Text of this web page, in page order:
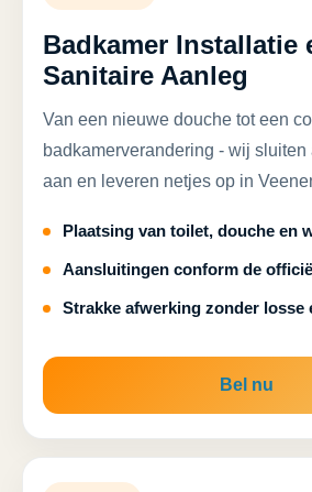
Badkamer Installatie
Sanitaire Aanleg
Van een nieuwe douche tot een
badkamerverandering - wij
aan en leveren netjes op in
Plaatsing van toilet, douche en
Aansluitingen conform de
Strakke afwerking zonder losse
Bel nu